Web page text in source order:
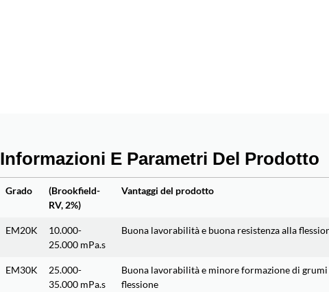
Informazioni E Parametri Del Prodotto
Grado
(Brookfield-
RV, 2%)
Vantaggi del prodotto
EM20K
10.000-
25.000 mPa.s
Buona lavorabilità e buona resistenza alla
EM30K
25.000-
35.000 mPa.s
Buona lavorabilità e minore formazione di grumi
flessione